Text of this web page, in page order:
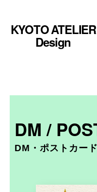
KYOTOATELIER
Design
ブランディング
ホームページ制作
京都アトリエデ
DM /
DM・ポストカード